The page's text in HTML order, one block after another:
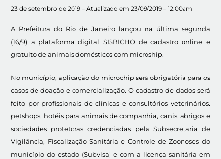
23 de setembro de 2019 – Atualizado em 23/09/2019 – 12:00am
A Prefeitura do Rio de Janeiro lançou na última segunda
(16/9) a plataforma digital SISBICHO de cadastro online e
gratuito de animais domésticos com microship.
No município, aplicação do microchip será obrigatória para os
casos de doação e comercialização. O cadastro de dados será
feito por profissionais de clínicas e consultórios veterinários,
petshops, hotéis para animais de companhia, canis, abrigos e
sociedades protetoras credenciadas pela Subsecretaria de
Vigilância, Fiscalização Sanitária e Controle de Zoonoses do
município do estado (Subvisa) e com a licença sanitária em